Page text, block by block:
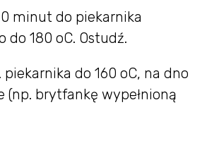
minut do piekarnika
do 180 oC. Ostudź.
do 160 oC, na dno
(np. brytfankę wypełnioną